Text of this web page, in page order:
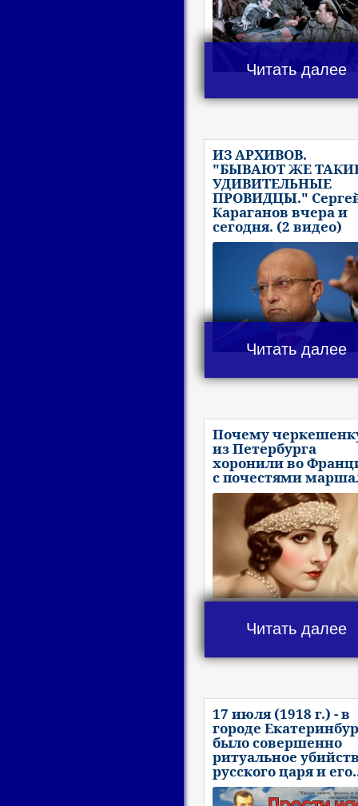
Читать далее
ИЗ АРХИВОВ.
"БЫВАЮТ ЖЕ
УДИВИТЕЛЬНЫЕ
ПРОВИДЦЫ."
Караганов вчера и
сегодня. (2 видео)
Читать далее
Почему
из Петербурга
хоронили во
с почестями
Читать далее
17 июля (1918 г.) - в
городе
было совершенно
ритуальное
русского царя и